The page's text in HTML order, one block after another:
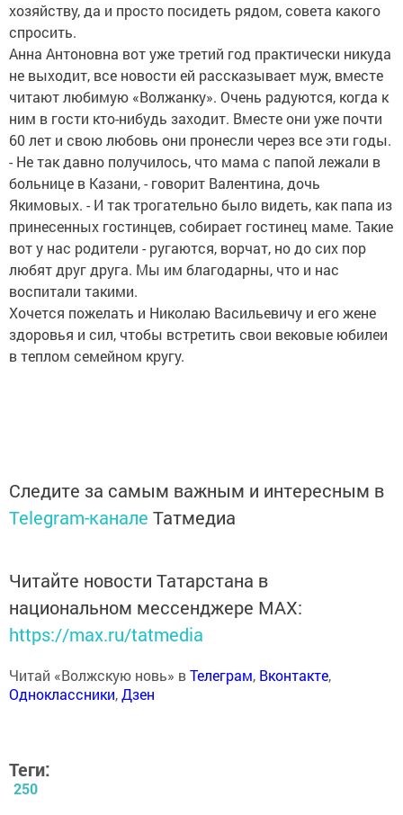
хозяйству, да и просто посидеть рядом, совета какого
спросить.
Анна Антоновна вот уже третий год практически никуда
не выходит, все новости ей рассказывает муж, вместе
читают любимую «Волжанку». Очень радуются, когда к
ним в гости кто-нибудь заходит. Вместе они уже почти
60 лет и свою любовь они пронесли через все эти годы.
- Не так давно получилось, что мама с папой лежали в
больнице в Казани, - говорит Валентина, дочь
Якимовых. - И так трогательно было видеть, как папа из
принесенных гостинцев, собирает гостинец маме. Такие
вот у нас родители - ругаются, ворчат, но до сих пор
любят друг друга. Мы им благодарны, что и нас
воспитали такими.
Хочется пожелать и Николаю Васильевичу и его жене
здоровья и сил, чтобы встретить свои вековые юбилеи
в теплом семейном кругу.
Следите за самым важным и интересным в
Telegram-канале Татмедиа
Читайте новости Татарстана в
национальном мессенджере MАХ:
https://max.ru/tatmedia
Читай «Волжскую новь» вТелеграм, Вконтакте,
Одноклассники,Дзен
Теги:
250